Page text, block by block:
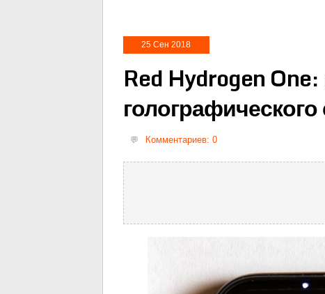
25 Сен 2018
Red Hydrogen
Комментариев: 0